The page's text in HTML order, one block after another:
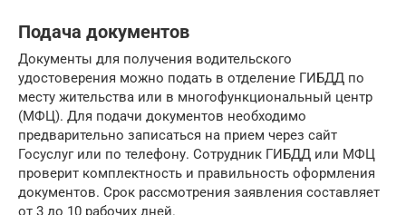
Подача документов
Документы для получения водительского
удостоверения можно подать в отделение ГИБДД по
месту жительства или в многофункциональный центр
(МФЦ). Для подачи документов необходимо
предварительно записаться на прием через сайт
Госуслуг или по телефону. Сотрудник ГИБДД или МФЦ
проверит комплектность и правильность оформления
документов. Срок рассмотрения заявления составляет
от 3 до 10 рабочих дней.